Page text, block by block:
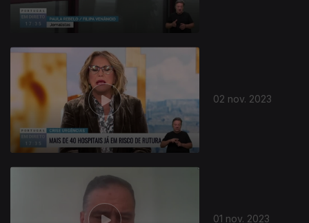
02 nov. 2023
01 nov. 2023